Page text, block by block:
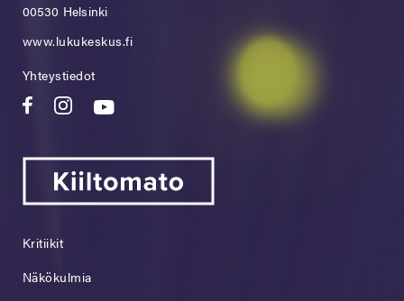
00530 Helsinki
www.lukukeskus.fi
Yhteystiedot
Kritiikit
Näkökulmia